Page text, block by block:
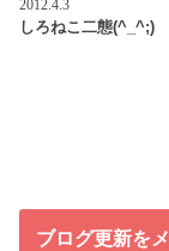
2012.4.3
しろねこ二態(^_^;)
ブログ更新を